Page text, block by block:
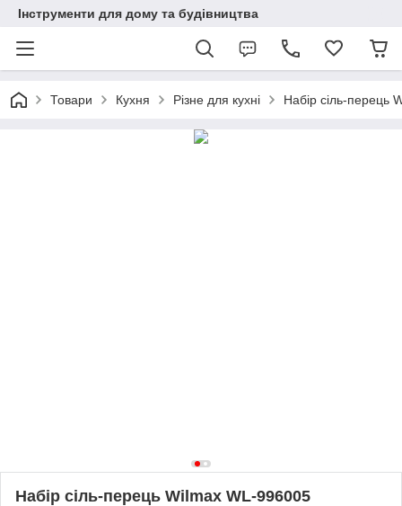
Інструменти для дому та будівництва
Товари Кухня Різне для кухні Набір сіль-перець
Набір сіль-перець Wilmax WL-996005